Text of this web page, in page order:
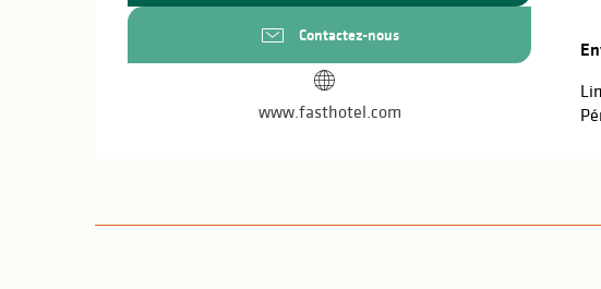
Contactez-nous
www.fasthotel.com